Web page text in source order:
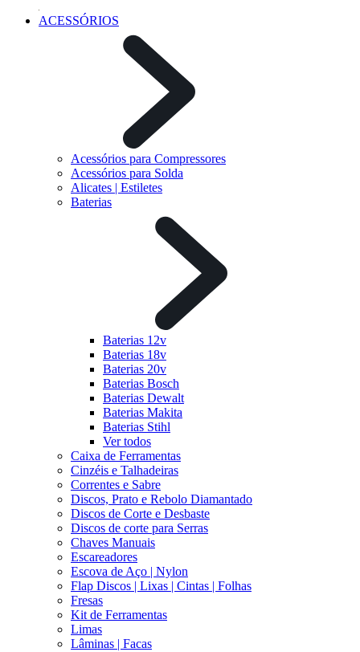
ACESSÓRIOS
Acessórios para Compressores
Acessórios para Solda
Alicates | Estiletes
Baterias
Baterias 12v
Baterias 18v
Baterias 20v
Baterias Bosch
Baterias Dewalt
Baterias Makita
Baterias Stihl
Ver todos
Caixa de Ferramentas
Cinzéis e Talhadeiras
Correntes e Sabre
Discos, Prato e Rebolo Diamantado
Discos de Corte e Desbaste
Discos de corte para Serras
Chaves Manuais
Escareadores
Escova de Aço | Nylon
Flap Discos | Lixas | Cintas | Folhas
Fresas
Kit de Ferramentas
Limas
Lâminas | Facas